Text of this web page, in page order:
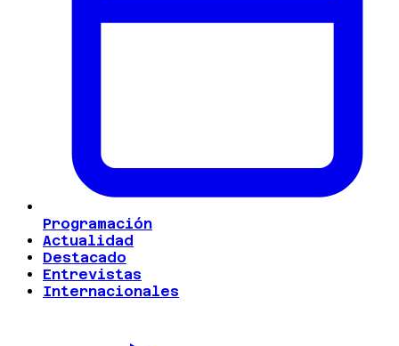
Programación
Actualidad
Destacado
Entrevistas
Internacionales